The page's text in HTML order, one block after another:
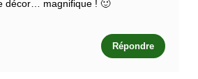
décor… magnifique ! 🙂
Répondre